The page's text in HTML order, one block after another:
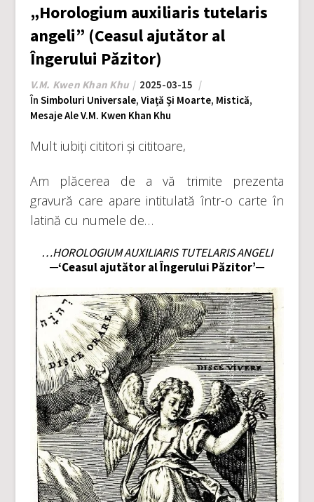
„Horologium auxiliaris tutelaris
angeli” (Ceasul ajutător al
Îngerului Păzitor)
V.M. Kwen Khan Khu
2025-03-15
În Simboluri Universale, Viață Și Moarte, Mistică,
Mesaje Ale V.M. Kwen Khan Khu
Mult iubiți cititori și cititoare,
Am plăcerea de a vă trimite prezenta
gravură care apare intitulată într-o carte în
latină cu numele de…
…HOROLOGIUM AUXILIARIS TUTELARIS ANGELI
─‘Ceasul ajutător al Îngerului Păzitor’─